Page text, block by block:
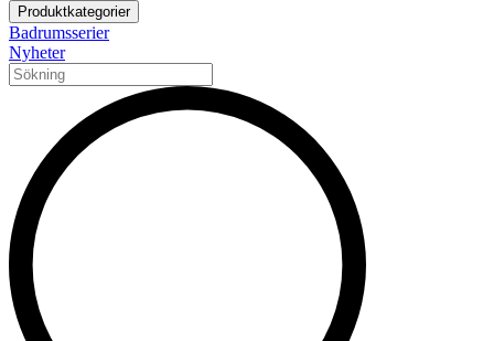
Produktkategorier
Badrumsserier
Nyheter